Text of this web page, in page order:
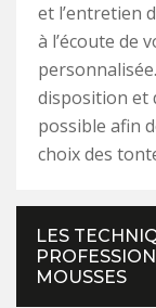
et l’entretien
à l’écoute de
disposition et
possible afin
choix des
LES
MOUSSES